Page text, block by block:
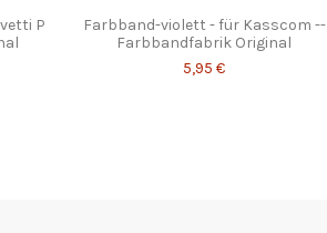
P
Farbband-violett - für Kasscom --
Farbbandfabrik Original
5,95 €